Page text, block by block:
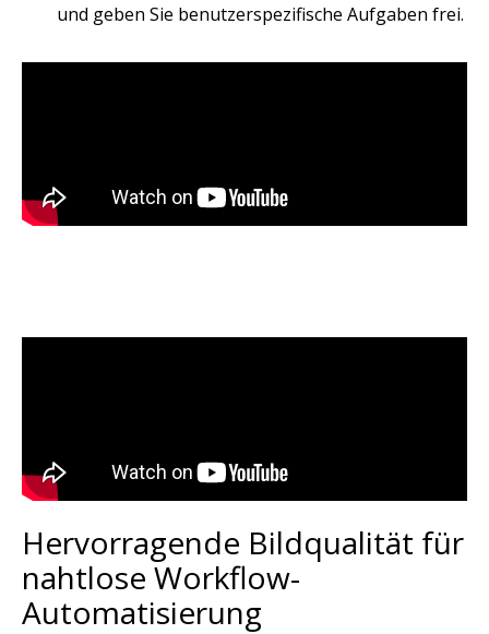
und geben Sie benutzerspezifische Aufgaben frei.​
Hervorragende Bildqualität für
nahtlose Workflow-
Automatisierung​